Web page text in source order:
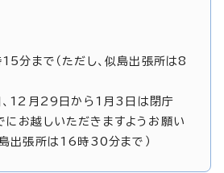
分まで（ただし、似島出張所は8
、12月29日から1月3日は閉庁
にお越しいただきますようお願い
島出張所は16時30分まで）